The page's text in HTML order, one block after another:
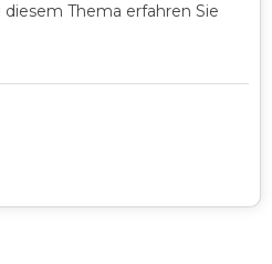
Thema erfahren Sie